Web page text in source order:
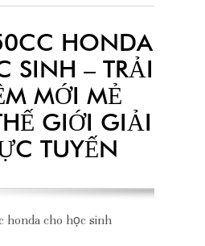
HONDA
SINH – TRẢI
MỚI MẺ
GIỚI GIẢI
TUYẾN
honda cho học sinh